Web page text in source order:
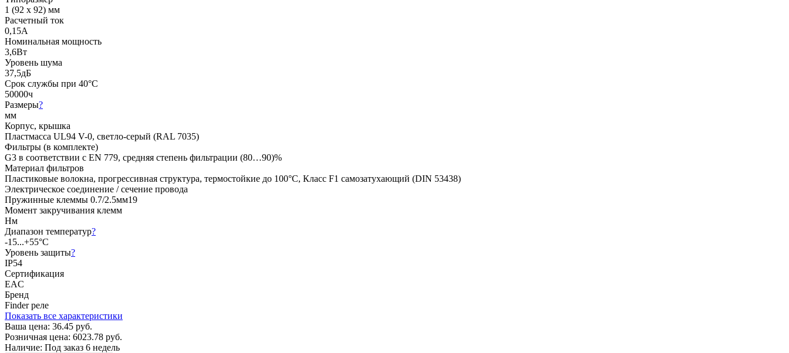
1 (92 x 92) мм
Расчетный ток
0,15А
Номинальная мощность
3,6Вт
Уровень шума
37,5дБ
Срок службы при 40°C
50000ч
Размеры?
мм
Корпус, крышка
Пластмасса UL94 V-0, светло-серый (RAL 7035)
Фильтры (в комплекте)
G3 в соответствии с EN 779, средняя степень фильтрации (80…90)%
Материал фильтров
Пластиковые волокна, прогрессивная структура, термостойкие до 100°C, Класс F1 самозатухающий (DIN 53438)
Электрическое соединение / сечение провода
Пружинные клеммы 0.7/2.5мм19
Момент закручивания клемм
Нм
Диапазон температур?
-15...+55°C
Уровень защиты?
IP54
Сертификация
EAC
Бренд
Finder реле
Показать все характеристики
Ваша цена: 36.45 руб.
Розничная цена: 6023.78 руб.
Наличие: Под заказ 6 недель